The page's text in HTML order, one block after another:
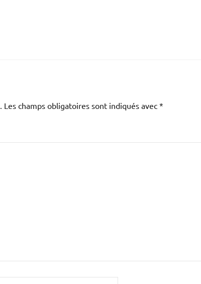
Les champs obligatoires sont indiqués avec *